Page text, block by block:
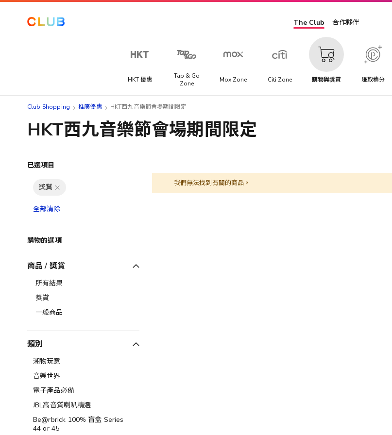
The Club 合作夥伴
HKT 優惠
Tap & Go
Zone
Mox Zone Citi Zone 購物與獎賞 賺取積分
Club Shopping 推廣優惠 HKT西九音樂節會場期間限定
HKT西九音樂節會場期間限定
我們無法找到有關的商品。
已選項目
獎賞
全部清除
購物的選項
商品 / 獎賞
所有結果
獎賞
一般商品
類別
潮物玩意
音樂世界
電子產品必備
JBL高音質喇叭精選
Be@rbrick 100% 盲盒 Series
44 or 45